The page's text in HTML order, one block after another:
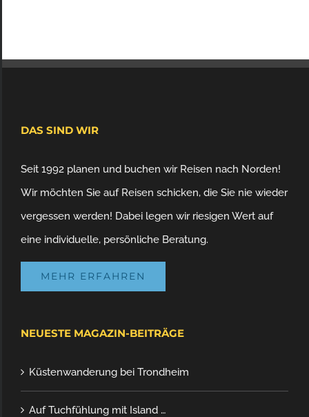
DAS SIND WIR
Seit 1992 planen und buchen wir Reisen nach Norden!
Wir möchten Sie auf Reisen schicken, die Sie nie wieder
vergessen werden! Dabei legen wir riesigen Wert auf
eine individuelle, persönliche Beratung.
MEHR ERFAHREN
NEUESTE MAGAZIN-BEITRÄGE
Küstenwanderung bei Trondheim
Auf Tuchfühlung mit Island …